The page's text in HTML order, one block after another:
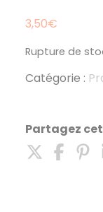
3,50€
Rupture de
Catégorie :
Partagez